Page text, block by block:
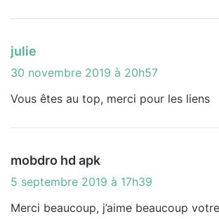
:
julie
i
:
30 novembre 2019 à 20h57
Vous êtes au top, merci pour les liens
mobdro hd apk
i
5 septembre 2019 à 17h39
Merci beaucoup, j’aime beaucoup